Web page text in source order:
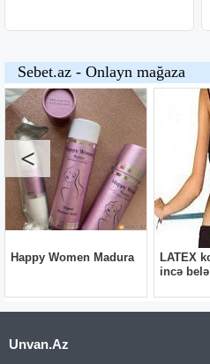
Unvan.Az